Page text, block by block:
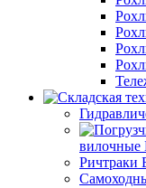
вилочные
Ричтраки